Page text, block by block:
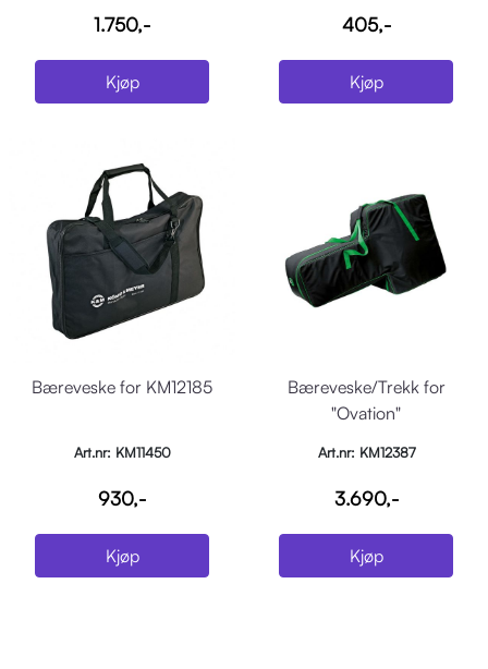
1.750,-
Kjøp
405,-
Kjøp
Bæreveske for KM12185
Art.nr: KM11450
930,-
Kjøp
Bæreveske/Trekk for
"Ovation"
Art.nr: KM12387
3.690,-
Kjøp